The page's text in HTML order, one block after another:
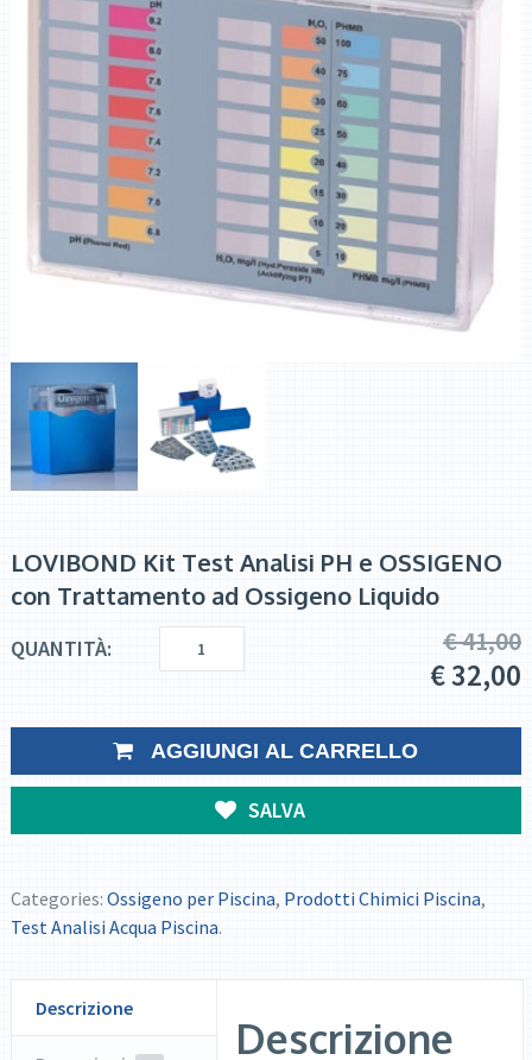
LOVIBOND Kit Test Analisi PH e OSSIGENO
con Trattamento ad Ossigeno Liquido
€41,00
€32,00
QUANTITÀ:
AGGIUNGI AL CARRELLO
SALVA
Categories: Ossigeno per Piscina, Prodotti Chimici Piscina,
Test Analisi Acqua Piscina.
Descrizione
Descrizione